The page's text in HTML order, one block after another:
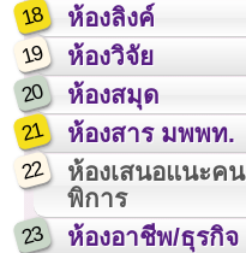
18 ห้องลิงค์
19 ห้องวิจัย
20 ห้องสมุด
21 ห้องสาร มพพท.
22
ห้องเสนอแนะคน
พิการ
23 ห้องอาชีพ/ธุรกิจ